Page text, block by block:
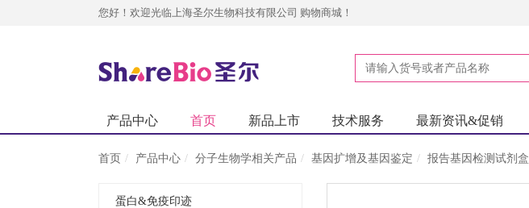
您好！欢迎光临上海圣尔生物科技有限公司 购物商城！
产品中心 首页 新品上市 技术服务 最新资讯&促销
首页 产品中心 分子生物学相关产品 基因扩增及基因鉴定 报告基因检测试剂盒
蛋白&免疫印迹